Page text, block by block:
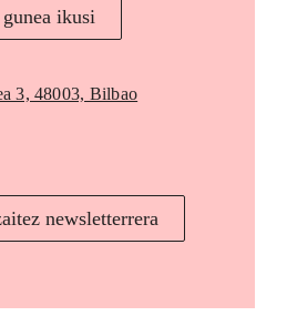
ikusi
3, 48003, Bilbao
newsletterrera